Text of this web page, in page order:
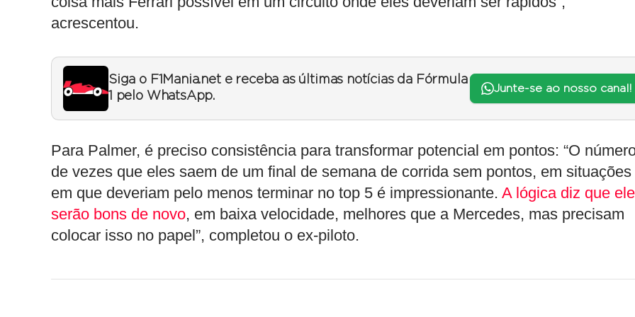
acrescentou.
Siga o F1Mania.net e receba as últimas notícias da Fórmula
1 pelo WhatsApp.
Junte-se ao nosso canal!
Para Palmer, é preciso consistência para transformar potencial em pontos: “O
de vezes que eles saem de um final de semana de corrida sem pontos, em situações
em que deveriam pelo menos terminar no top 5 é impressionante. A lógica diz que
serão bons de novo, em baixa velocidade, melhores que a Mercedes, mas precisam
colocar isso no papel”, completou o ex-piloto.